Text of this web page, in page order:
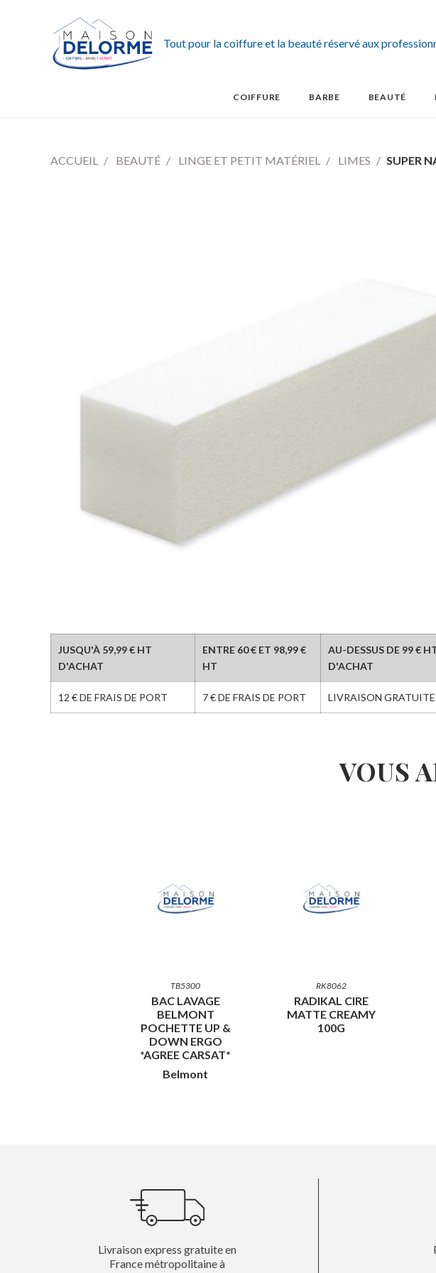
Tout pour la coiffure et la beauté réservé aux
COIFFURE BARBE BEAUTÉ
ACCUEIL BEAUTÉ LINGE ET PETIT MATÉRIEL LIMES SUPER
JUSQU'À 59,99 € HT
D'ACHAT
ENTRE 60 € ET 98,99 €
HT
AU-DESSUS DE 99 €
D'ACHAT
12 € DE FRAIS DE PORT 7 € DE FRAIS DE PORT LIVRAISON GRATUITE
VOUS
TB5300
BAC LAVAGE
BELMONT
POCHETTE UP &
DOWN ERGO
*AGREE CARSAT*
Belmont
RK8062
RADIKAL CIRE
MATTE CREAMY
100G
Livraison express gratuite en
France métropolitaine à